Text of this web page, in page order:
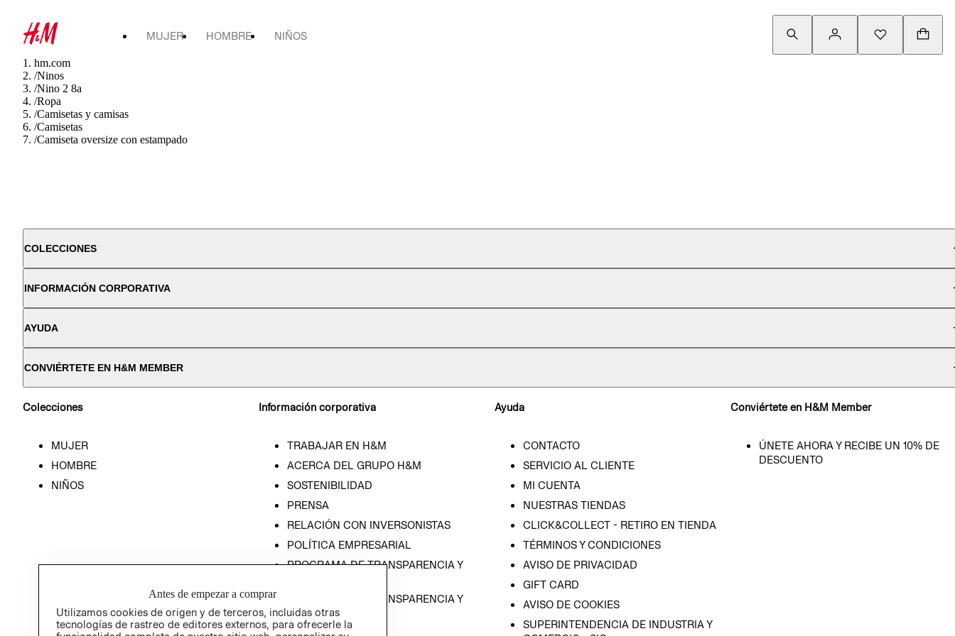
MUJER HOMBRE NIÑOS
hm.com
/Ninos
/Nino 2 8a
/Ropa
/Camisetas y camisas
/Camisetas
/Camiseta oversize con estampado
COLECCIONES
INFORMACIÓN CORPORATIVA
AYUDA
CONVIÉRTETE EN H&M MEMBER
Colecciones
MUJER
HOMBRE
NIÑOS
Información corporativa
TRABAJAR EN H&M
ACERCA DEL GRUPO H&M
SOSTENIBILIDAD
PRENSA
RELACIÓN CON INVERSONISTAS
POLÍTICA EMPRESARIAL
PROGRAMA DE TRANSPARENCIA Y
PROGRAMA DE TRANSPARENCIA Y
ÉTICA (INGLÉS)
Ayuda
CONTACTO
SERVICIO AL CLIENTE
MI CUENTA
NUESTRAS TIENDAS
CLICK&COLLECT - RETIRO EN TIENDA
TÉRMINOS Y CONDICIONES
AVISO DE PRIVACIDAD
GIFT CARD
AVISO DE COOKIES
SUPERINTENDENCIA DE INDUSTRIA Y
Conviértete en H&M Member
ÚNETE AHORA Y RECIBE UN 10% DE
DESCUENTO
Antes de empezar a comprar
Utilizamos cookies de origen y de terceros, incluidas otras
tecnologías de rastreo de editores externos, para ofrecerle la